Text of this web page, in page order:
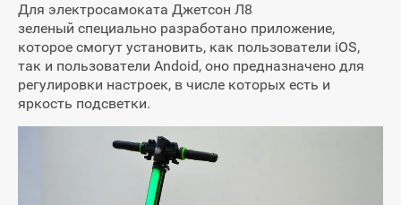
Для электросамоката Джетсон Л8
зеленый специально разработано приложение,
которое смогут установить, как пользователи iOS,
так и пользователи Andoid, оно предназначено для
регулировки настроек, в числе которых есть и
яркость подсветки.